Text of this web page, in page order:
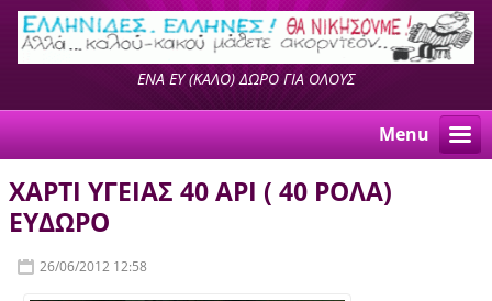
ΕΝΑ ΕΥ (ΚΑΛΟ) ΔΩΡΟ ΓΙΑ ΟΛΟΥΣ
Menu
ΧΑΡΤΙ ΥΓΕΙΑΣ 40 ΑΡΙ ( 40 ΡΟΛΑ)
ΕΥΔΩΡΟ
26/06/2012 12:58